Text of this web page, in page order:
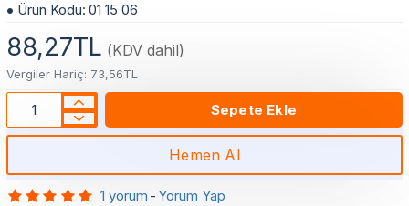
Ürün Kodu: 01 15 06
1 yorum - Yorum Yap
88,27TL (KDV dahil)
Vergiler Hariç: 73,56TL
Sepete Ekle
Hemen Al